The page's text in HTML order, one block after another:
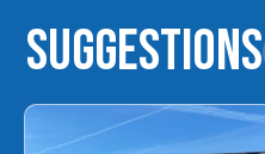
Suggestions